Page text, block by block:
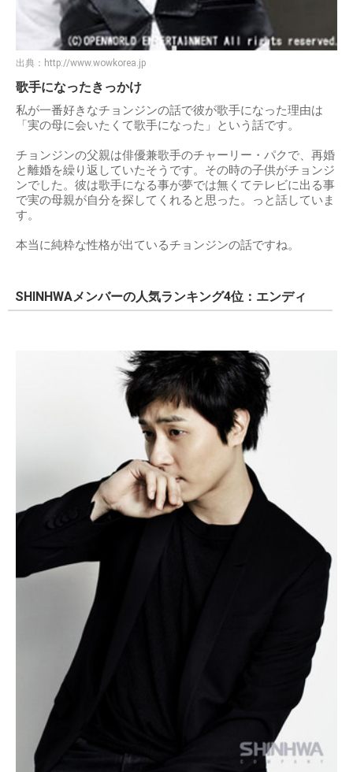
出典： http://www.wowkorea.jp
歌手になったきっかけ
私が一番好きなチョンジンの話で彼が歌手になった理由は
「実の母に会いたくて歌手になった」という話です。
チョンジンの父親は俳優兼歌手のチャーリー・パクで、再婚
と離婚を繰り返していたそうです。その時の子供がチョンジ
ンでした。彼は歌手になる事が夢では無くてテレビに出る事
で実の母親が自分を探してくれると思った。っと話していま
す。
本当に純粋な性格が出ているチョンジンの話ですね。
SHINHWAメンバーの人気ランキング4位：エンディ